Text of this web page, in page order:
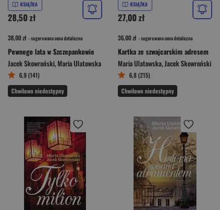
KSIĄŻKA
28,50 zł
38,00 zł - sugerowana cena detaliczna
Pewnego lata w Szczepankowie
Jacek Skowroński,Maria Ulatowska
6,9 (141)
Chwilowo niedostępny
KSIĄŻKA
27,00 zł
36,00 zł - sugerowana cena detaliczna
Kartka ze szwajcarskim adresem
Maria Ulatowska,Jacek Skowroński
6,8 (215)
Chwilowo niedostępny